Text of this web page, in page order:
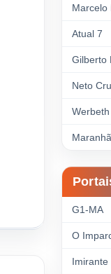
Marcelo
Atual 7
Gilberto
Neto
G1-MA
O
Imirante